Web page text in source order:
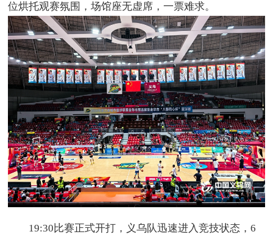
位烘托观赛氛围，场馆座无虚席，一票难求。
19:30比赛正式开打，义乌队迅速进入竞技状态，6